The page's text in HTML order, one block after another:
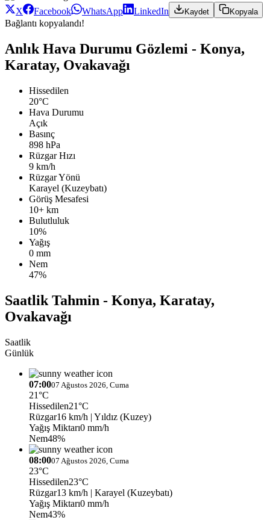
X Facebook WhatsApp LinkedIn Kaydet Kopyala
Bağlantı kopyalandı!
Anlık Hava Durumu Gözlemi - Konya,
Karatay, Ovakavağı
Hissedilen
20°C
Hava Durumu
Açık
Basınç
898 hPa
Rüzgar Hızı
9 km/h
Rüzgar Yönü
Karayel (Kuzeybatı)
Görüş Mesafesi
10+ km
Bulutluluk
10%
Yağış
0 mm
Nem
47%
Saatlik Tahmin - Konya, Karatay,
Ovakavağı
Saatlik
Günlük
07:0007 Ağustos 2026, Cuma
21°C
Hissedilen21°C
Rüzgar16 km/h | Yıldız (Kuzey)
Yağış Miktarı0 mm/h
Nem48%
08:0007 Ağustos 2026, Cuma
23°C
Hissedilen23°C
Rüzgar13 km/h | Karayel (Kuzeybatı)
Yağış Miktarı0 mm/h
Nem43%